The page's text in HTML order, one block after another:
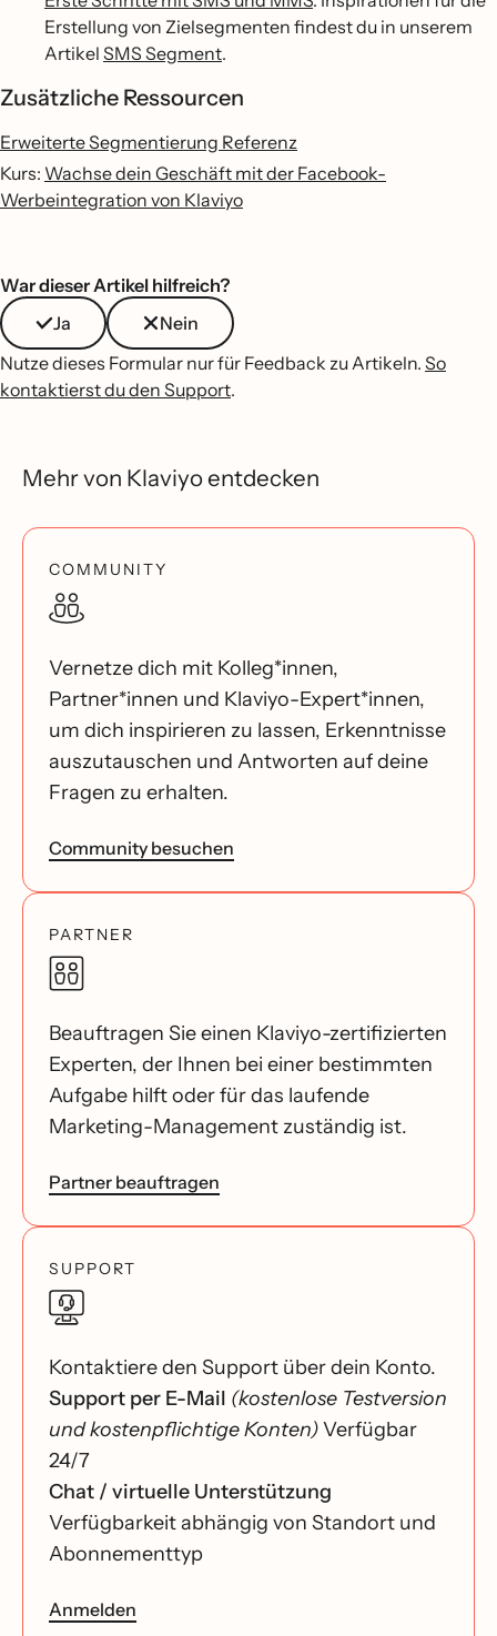
Erstellung von Zielsegmenten findest du in unserem
Artikel SMS Segment.
Zusätzliche Ressourcen
Erweiterte Segmentierung Referenz
Kurs: Wachse dein Geschäft mit der Facebook-
Werbeintegration von Klaviyo
War dieser Artikel hilfreich?
Ja
Nein
Nutze dieses Formular nur für Feedback zu Artikeln. So
kontaktierst du den Support.
Mehr von Klaviyo entdecken
COMMUNITY
Vernetze dich mit Kolleg*innen,
Partner*innen und Klaviyo-Expert*innen,
um dich inspirieren zu lassen, Erkenntnisse
auszutauschen und Antworten auf deine
Fragen zu erhalten.
Community besuchen
PARTNER
Beauftragen Sie einen Klaviyo-zertifizierten
Experten, der Ihnen bei einer bestimmten
Aufgabe hilft oder für das laufende
Marketing-Management zuständig ist.
Partner beauftragen
SUPPORT
Kontaktiere den Support über dein Konto.
Support per E-Mail (kostenlose Testversion
und kostenpflichtige Konten)Verfügbar
24/7
Chat / virtuelle Unterstützung
Verfügbarkeit abhängig von Standort und
Abonnementtyp
Anmelden